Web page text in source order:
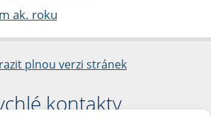
ak. roku
plnou verzi stránek
kontakty